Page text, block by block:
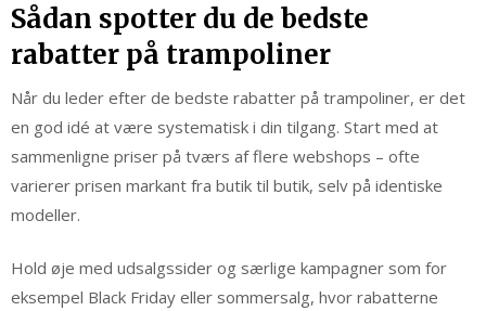
Sådan spotter du de bedste
rabatter på trampoliner
Når du leder efter de bedste rabatter på trampoliner, er det
en god idé at være systematisk i din tilgang. Start med at
sammenligne priser på tværs af flere webshops – ofte
varierer prisen markant fra butik til butik, selv på identiske
modeller.
Hold øje med udsalgssider og særlige kampagner som for
eksempel Black Friday eller sommersalg, hvor rabatterne